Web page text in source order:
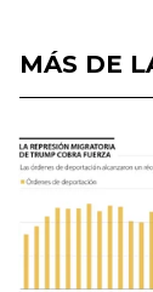
MÁS DE